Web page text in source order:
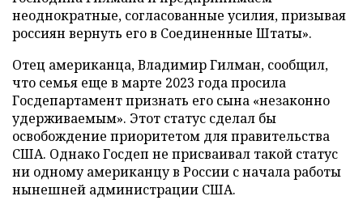
неоднократные, согласованные усилия, призывая
россиян вернуть его в Соединенные Штаты».
Отец американца, Владимир Гилман, сообщил,
что семья еще в марте 2023 года просила
Госдепартамент признать его сына «незаконно
удерживаемым». Этот статус сделал бы
освобождение приоритетом для правительства
США. Однако Госдеп не присваивал такой статус
ни одному американцу в России с начала работы
нынешней администрации США.